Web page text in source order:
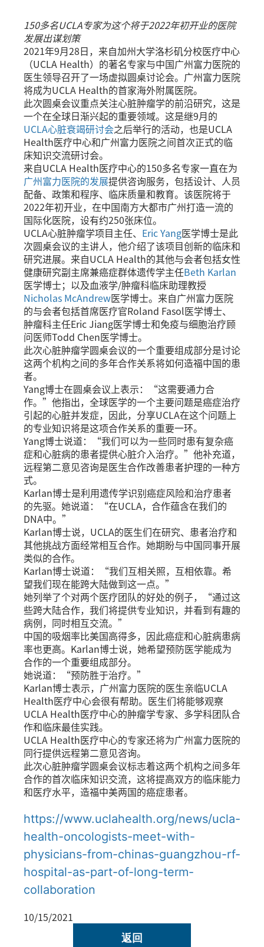
150多名UCLA专家为这个将于2022年初开业的医院
发展出谋划策
2021年9月28日，来自加州大学洛杉矶分校医疗中心
（UCLA Health）的著名专家与中国广州富力医院的
医生领导召开了一场虚拟圆桌讨论会。广州富力医院
将成为UCLA Health的首家海外附属医院。
此次圆桌会议重点关注心脏肿瘤学的前沿研究，这是
一个在全球日渐兴起的重要领域。这是继9月的
UCLA心脏衰竭研讨会之后举行的活动，也是UCLA
Health医疗中心和广州富力医院之间首次正式的临
床知识交流研讨会。
来自UCLA Health医疗中心的150多名专家一直在为
广州富力医院的发展提供咨询服务，包括设计、人员
配备、政策和程序、临床质量和教育。该医院将于
2022年初开业，在中国南方大都市广州打造一流的
国际化医院，设有约250张床位。
UCLA心脏肿瘤学项目主任、 Eric Yang医学博士是此
次圆桌会议的主讲人，他介绍了该项目创新的临床和
研究进展。来自UCLA Health的其他与会者包括女性
健康研究副主席兼癌症群体遗传学主任Beth Karlan
医学博士；以及血液学/肿瘤科临床助理教授
Nicholas McAndrew医学博士。来自广州富力医院
的与会者包括首席医疗官Roland Fasol医学博士、
肿瘤科主任Eric Jiang医学博士和免疫与细胞治疗顾
问医师Todd Chen医学博士。
此次心脏肿瘤学圆桌会议的一个重要组成部分是讨论
这两个机构之间的多年合作关系将如何造福中国的患
者。
Yang博士在圆桌会议上表示：“这需要通力合
作。”他指出，全球医学的一个主要问题是癌症治疗
引起的心脏并发症，因此，分享UCLA在这个问题上
的专业知识将是这项合作关系的重要一环。
Yang博士说道：“我们可以为一些同时患有复杂癌
症和心脏病的患者提供心脏介入治疗。”他补充道，
远程第二意见咨询是医生合作改善患者护理的一种方
式。
Karlan博士是利用遗传学识别癌症风险和治疗患者
的先驱。她说道：“在UCLA，合作蕴含在我们的
DNA中。”
Karlan博士说，UCLA的医生们在研究、患者治疗和
其他挑战方面经常相互合作。她期盼与中国同事开展
类似的合作。
Karlan博士说道：“我们互相关照，互相依靠。希
望我们现在能跨大陆做到这一点。”
她列举了个对两个医疗团队的好处的例子，“通过这
些跨大陆合作，我们将提供专业知识，并看到有趣的
病例，同时相互交流。”
中国的吸烟率比美国高得多，因此癌症和心脏病患病
率也更高。Karlan博士说，她希望预防医学能成为
合作的一个重要组成部分。
她说道：“预防胜于治疗。”
Karlan博士表示，广州富力医院的医生亲临UCLA
Health医疗中心会很有帮助。医生们将能够观察
UCLA Health医疗中心的肿瘤学专家、多学科团队合
作和临床最佳实践。
UCLA Health医疗中心的专家还将为广州富力医院的
同行提供远程第二意见咨询。
此次心脏肿瘤学圆桌会议标志着这两个机构之间多年
合作的首次临床知识交流，这将提高双方的临床能力
和医疗水平，造福中美两国的癌症患者。
https://www.uclahealth.org/news/ucla-
health-oncologists-meet-with-
physicians-from-chinas-guangzhou-rf-
hospital-as-part-of-long-term-
collaboration
10/15/2021
返回